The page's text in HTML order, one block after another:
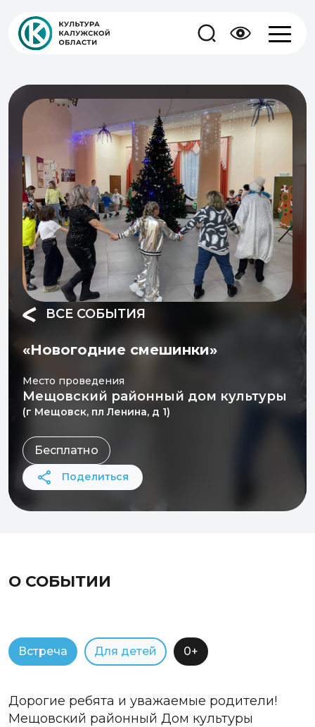
ВСЕ СОБЫТИЯ
«Новогодние смешинки»
Место проведения
Мещовский районный дом культуры
(г Мещовск, пл Ленина, д 1)
Бесплатно
Поделиться
О СОБЫТИИ
Встреча Для детей 0+
Дорогие ребята и уважаемые родители!
Мещовский районный Дом культуры